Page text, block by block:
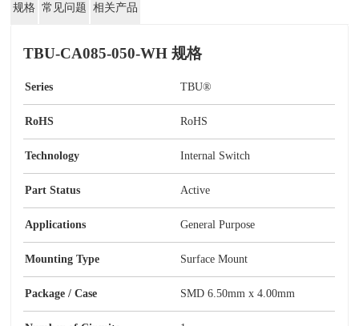
规格 常见问题 相关产品
TBU-CA085-050-WH 规格
Series TBU®
RoHS RoHS
Technology Internal Switch
Part Status Active
Applications General Purpose
Mounting Type Surface Mount
Package / Case SMD 6.50mm x 4.00mm